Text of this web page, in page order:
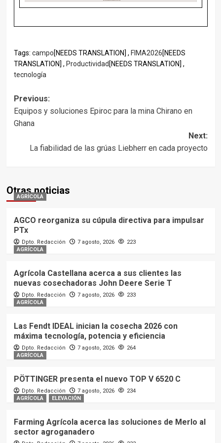
Tags: campo[NEEDS TRANSLATION] , FIMA2026[NEEDS
TRANSLATION] , Productividad [NEEDS TRANSLATION] ,
tecnología
Post
navigation
Previous:
Equipos y soluciones Epiroc para la mina Chirano en
Ghana
Next:
La fiabilidad de las grúas Liebherr en cada proyecto
Otras noticias
AGRÍCOLA
AGCO reorganiza su cúpula directiva para impulsar
PTx
Dpto. Redacción 7 agosto, 2026
223
AGRÍCOLA
Agrícola Castellana acerca a sus clientes las
nuevas cosechadoras John Deere Serie T
Dpto. Redacción 7 agosto, 2026
233
AGRÍCOLA
Las Fendt IDEAL inician la cosecha 2026 con
máxima tecnología, potencia y eficiencia
Dpto. Redacción 7 agosto, 2026
264
AGRÍCOLA
PÖTTINGER presenta el nuevo TOP V 6520 C
Dpto. Redacción 7 agosto, 2026
234
AGRÍCOLA
ELEVACIÓN
Farming Agrícola acerca las soluciones de Merlo al
sector agroganadero